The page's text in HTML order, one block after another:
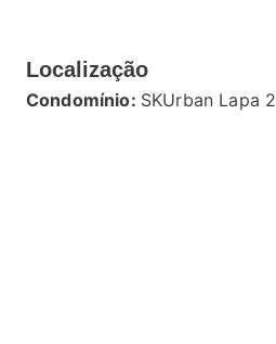
Localização
Condomínio: SKUrban Lapa 2